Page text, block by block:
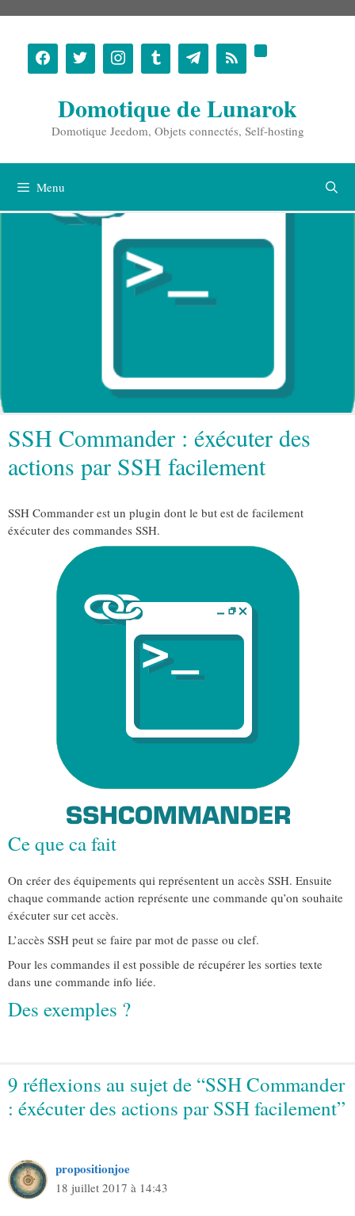
contenu
Domotique de Lunarok
Domotique Jeedom, Objets connectés, Self-hosting
Menu
SSH Commander : éxécuter des
actions par SSH facilement
SSH Commander est un plugin dont le but est de facilement
éxécuter des commandes SSH.
Ce que ca fait
On créer des équipements qui représentent un accès SSH. Ensuite
chaque commande action représente une commande qu’on souhaite
éxécuter sur cet accès.
L’accès SSH peut se faire par mot de passe ou clef.
Pour les commandes il est possible de récupérer les sorties texte
dans une commande info liée.
Des exemples ?
9 réflexions au sujet de “SSH Commander
: éxécuter des actions par SSH facilement”
propositionjoe
18 juillet 2017 à 14:43